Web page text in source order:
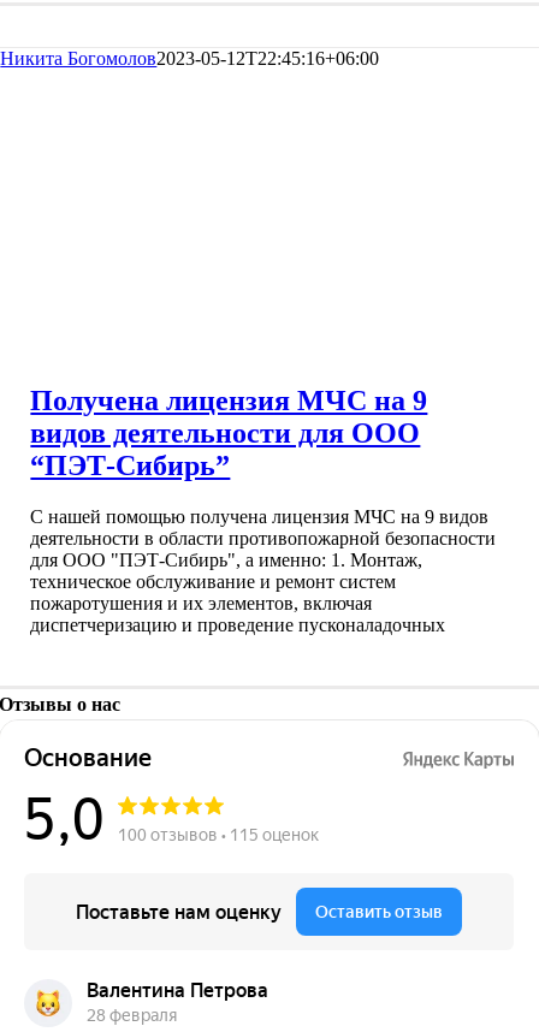
Никита Богомолов2023-05-12T22:45:16+06:00
Получена лицензия МЧС на 9
видов деятельности для ООО
“ПЭТ-Сибирь”
С нашей помощью получена лицензия МЧС на 9 видов
деятельности в области противопожарной безопасности
для ООО "ПЭТ-Сибирь", а именно: 1. Монтаж,
техническое обслуживание и ремонт систем
пожаротушения и их элементов, включая
диспетчеризацию и проведение пусконаладочных
Отзывы о нас